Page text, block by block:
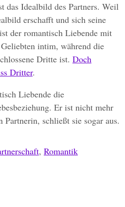
das Idealbild des Partners. Weil
erschafft und sich seine
der romantisch Liebende mit
intim, während die
Dritte ist. Doch
Dritter.
Liebende die
Er ist nicht mehr
schließt sie sogar aus.
, Romantik